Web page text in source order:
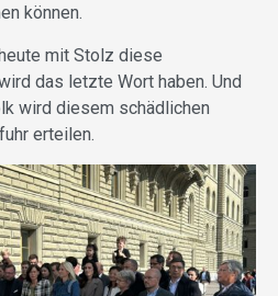
können.
mit Stolz diese
das letzte Wort haben. Und
wird diesem schädlichen
erteilen.